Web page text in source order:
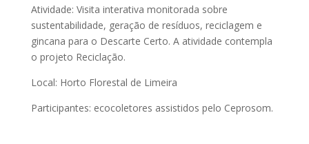
Atividade: Visita interativa monitorada sobre
sustentabilidade, geração de resíduos, reciclagem e
gincana para o Descarte Certo. A atividade contempla
o projeto Reciclação.
Local: Horto Florestal de Limeira
Participantes: ecocoletores assistidos pelo Ceprosom.